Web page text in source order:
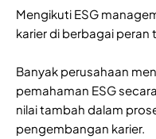
Mengikuti ESG
karier di berbagai peran
Banyak perusahaan
pemahaman ESG
nilai tambah dalam
pengembangan karier.